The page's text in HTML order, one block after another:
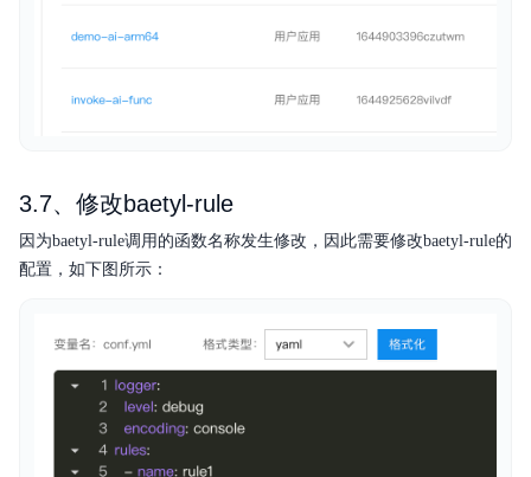
3.7、修改baetyl-rule
因为baetyl-rule调用的函数名称发生修改，因此需要修改baetyl-rule的
配置，如下图所示：